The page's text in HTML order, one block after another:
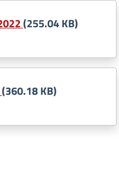
(255.04 KB)
(360.18 KB)